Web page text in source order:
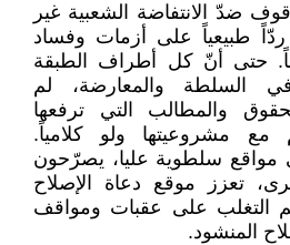
ضدّ الانتفاضة الشعبية غير
طبيعياً على أزمات وفساد
حتى أنّ كل أطراف الطبقة
في السلطة والمعارضة، لم
والمطالب التي ترفعها
مع مشروعيتها ولو كلامياً.
سلطوية عليا، يصرّحون
تعزز موقع دعاة الإصلاح
التغلب على عقبات ومواقف
المنشود.